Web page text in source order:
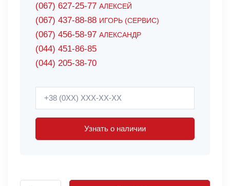
(067) 627-25-77 АЛЕКСЕЙ
(067) 437-88-88 ИГОРЬ (СЕРВИС)
(067) 456-58-97 АЛЕКСАНДР
(044) 451-86-85
(044) 205-38-70
Узнать о наличии